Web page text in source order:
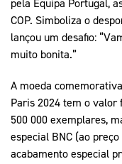
COP. Simboliza o
lançou um desafio:
muito bonita.”
A moeda
Paris 2024 tem o valor
500 000 exemplares,
especial BNC (ao
acabamento especial